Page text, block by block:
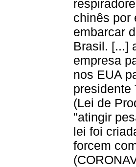
chinês por
embarcar
Brasil. [...]
empresa
nos EUA
(Lei de
"atingir
lei foi
forcem